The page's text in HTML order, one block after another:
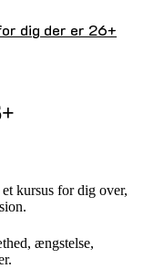
dig der er 26+
kursus for dig over,
ængstelse,